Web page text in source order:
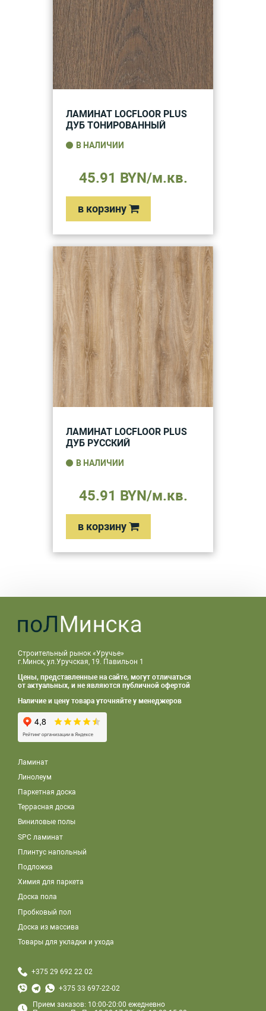
ЛАМИНАТ LOCFLOOR PLUS
ДУБ ТОНИРОВАННЫЙ
В НАЛИЧИИ
45.91 BYN/м.кв.
в корзину
ЛАМИНАТ LOCFLOOR PLUS
ДУБ РУССКИЙ
В НАЛИЧИИ
45.91 BYN/м.кв.
в корзину
Строительный рынок «Уручье»
г.Минск, ул.Уручская, 19. Павильон 1
Цены, представленные на сайте, могут отличаться
от актуальных, и не являются публичной офертой
Наличие и цену товара уточняйте у менеджеров
Ламинат
Линолеум
Паркетная доска
Террасная доска
Виниловые полы
SPC ламинат
Плинтус напольный
Подложка
Химия для паркета
Доска пола
Пробковый пол
Доска из массива
Товары для укладки и ухода
+375 29 692 22 02
+375 33 697-22-02
Прием заказов: 10:00-20:00 ежедневно